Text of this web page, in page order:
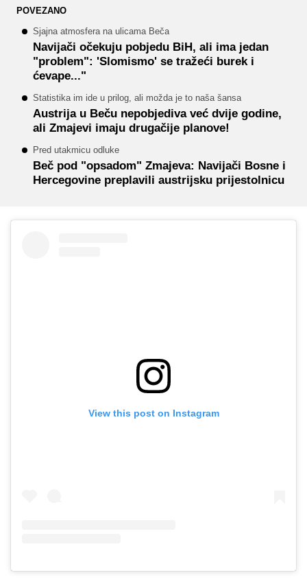
POVEZANO
Sjajna atmosfera na ulicama Beča
Navijači očekuju pobjedu BiH, ali ima jedan
"problem": 'Slomismo' se tražeći burek i
ćevape..."
Statistika im ide u prilog, ali možda je to naša šansa
Austrija u Beču nepobjediva već dvije godine,
ali Zmajevi imaju drugačije planove!
Pred utakmicu odluke
Beč pod "opsadom" Zmajeva: Navijači Bosne i
Hercegovine preplavili austrijsku prijestolnicu
View this post on Instagram